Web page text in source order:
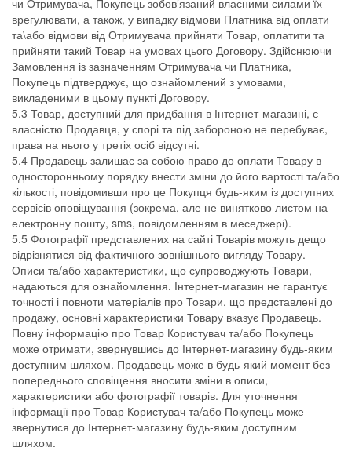
чи Отримувача, Покупець зобов’язаний власними силами їх
врегулювати, а також, у випадку відмови Платника від оплати
та\або відмови від Отримувача прийняти Товар, оплатити та
прийняти такий Товар на умовах цього Договору. Здійснюючи
Замовлення із зазначенням Отримувача чи Платника,
Покупець підтверджує, що ознайомлений з умовами,
викладеними в цьому пункті Договору.
5.3 Товар, доступний для придбання в Інтернет-магазині, є
власністю Продавця, у спорі та під забороною не перебуває,
права на нього у третіх осіб відсутні.
5.4 Продавець залишає за собою право до оплати Товару в
односторонньому порядку внести зміни до його вартості та/або
кількості, повідомивши про це Покупця будь-яким із доступних
сервісів оповіщування (зокрема, але не винятково листом на
електронну пошту, sms, повідомленням в меседжері).
5.5 Фотографії представлених на сайті Товарів можуть дещо
відрізнятися від фактичного зовнішнього вигляду Товару.
Описи та/або характеристики, що супроводжують Товари,
надаються для ознайомлення. Інтернет-магазин не гарантує
точності і повноти матеріалів про Товари, що представлені до
продажу, основні характеристики Товару вказує Продавець.
Повну інформацію про Товар Користувач та/або Покупець
може отримати, звернувшись до Інтернет-магазину будь-яким
доступним шляхом. Продавець може в будь-який момент без
попереднього сповіщення вносити зміни в описи,
характеристики або фотографії товарів. Для уточнення
інформації про Товар Користувач та/або Покупець може
звернутися до Інтернет-магазину будь-яким доступним
шляхом.